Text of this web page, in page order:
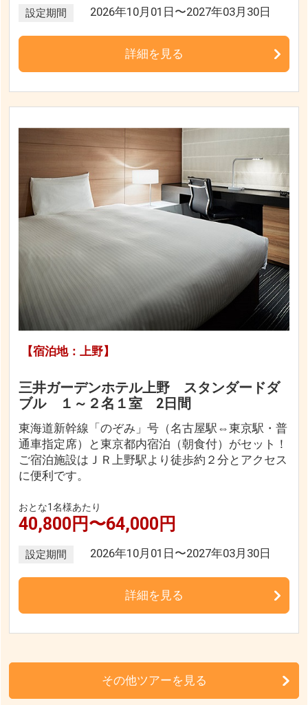
設定期間 2026年10月01日〜2027年03月30日
詳細を見る
【宿泊地：上野】
三井ガーデンホテル上野 スタンダードダ
ブル １～２名１室 2日間
東海道新幹線「のぞみ」号（名古屋駅⇔東京駅・普
通車指定席）と東京都内宿泊（朝食付）がセット！
ご宿泊施設はＪＲ上野駅より徒歩約２分とアクセス
に便利です。
おとな1名様あたり
40,800円〜64,000円
設定期間 2026年10月01日〜2027年03月30日
詳細を見る
その他ツアーを見る